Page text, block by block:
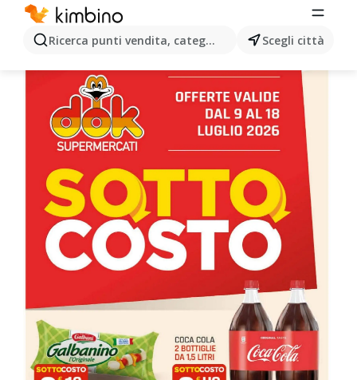
Ricerca punti vendita, categorie, prodotti...Scegli città